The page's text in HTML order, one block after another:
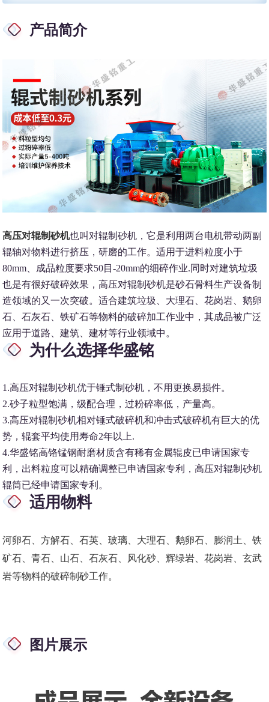
产品简介
高压对辊制砂机也叫对辊制砂机，它是利用两台电机带动两副
辊轴对物料进行挤压，研磨的工作。适用于进料粒度小于
80mm、成品粒度要求50目-20mm的细碎作业.同时对建筑垃圾
也是有很好破碎效果，高压对辊制砂机是砂石骨料生产设备制
造领域的又一次突破。适合建筑垃圾、大理石、花岗岩、鹅卵
石、石灰石、铁矿石等物料的破碎加工作业中，其成品被广泛
应用于道路、建筑、建材等行业领域中。
为什么选择华盛铭
1.高压对辊制砂机优于锤式制砂机，不用更换易损件。
2.砂子粒型饱满，级配合理，过粉碎率低，产量高。
3.高压对辊制砂机相对锤式破碎机和冲击式破碎机有巨大的优
势，辊套平均使用寿命2年以上.
4.华盛铭高铬锰钢耐磨材质含有稀有金属辊皮已申请国家专
利，出料粒度可以精确调整已申请国家专利，高压对辊制砂机
辊筒已经申请国家专利。
适用物料
河卵石、方解石、石英、玻璃、大理石、鹅卵石、膨润土、铁
矿石、青石、山石、石灰石、风化砂、辉绿岩、花岗岩、玄武
岩等物料的破碎制砂工作。
图片展示